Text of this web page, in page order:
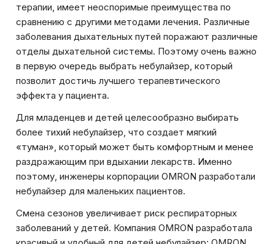
терапии, имеет неоспоримые преимущества по
сравнению с другими методами лечения. Различные
заболевания дыхательных путей поражают различные
отделы дыхательной системы. Поэтому очень важно
в первую очередь выбрать небулайзер, который
позволит достичь лучшего терапевтического
эффекта у пациента.
Для младенцев и детей целесообразно выбирать
более тихий небулайзер, что создает мягкий
«туман», который может быть комфортным и менее
раздражающим при вдыхании лекарств. Именно
поэтому, инженеры корпорации OMRON разработали
небулайзер для маленьких пациентов.
Смена сезонов увеличивает риск респираторных
заболеваний у детей. Компания OMRON разработала